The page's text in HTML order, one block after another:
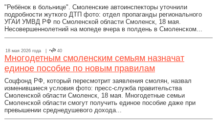
"Ребёнок в больнице". Смоленские автоинспекторы уточнили
подробности жуткого ДТП фото: отдел пропаганды регионального
УГАИ УМВД РФ по Смоленской области Смоленск, 18 мая.
Несовершеннолетний на мопеде вчера в полдень в Смоленском...
18 мая 2026 года | 40
Многодетным смоленским семьям назначат
единое пособие по новым правилам
Соцфонд РФ, который пересмотрит заявления смолян, назвал
изменившиеся условия фото: пресс-служба правительства
Смоленской области Смоленск, 18 мая. Многодетные семьи
Смоленской области смогут получить единое пособие даже при
превышении среднедушевого дохода...